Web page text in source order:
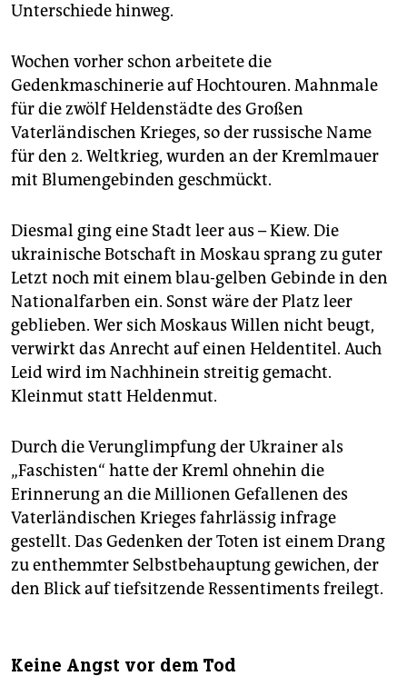
Unterschiede hinweg.
Wochen vorher schon arbeitete die
Gedenkmaschinerie auf Hochtouren. Mahnmale
für die zwölf Heldenstädte des Großen
Vaterländischen Krieges, so der russische Name
für den 2. Weltkrieg, wurden an der Kremlmauer
mit Blumengebinden geschmückt.
Diesmal ging eine Stadt leer aus – Kiew. Die
ukrainische Botschaft in Moskau sprang zu guter
Letzt noch mit einem blau-gelben Gebinde in den
Nationalfarben ein. Sonst wäre der Platz leer
geblieben. Wer sich Moskaus Willen nicht beugt,
verwirkt das Anrecht auf einen Heldentitel. Auch
Leid wird im Nachhinein streitig gemacht.
Kleinmut statt Heldenmut.
Durch die Verunglimpfung der Ukrainer als
„Faschisten“ hatte der Kreml ohnehin die
Erinnerung an die Millionen Gefallenen des
Vaterländischen Krieges fahrlässig infrage
gestellt. Das Gedenken der Toten ist einem Drang
zu enthemmter Selbstbehauptung gewichen, der
den Blick auf tiefsitzende Ressentiments freilegt.
Keine Angst vor dem Tod